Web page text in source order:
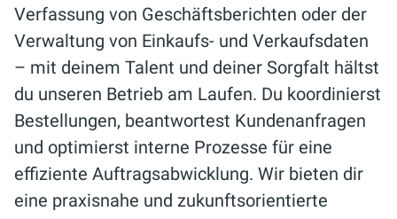
Verfassung von Geschäftsberichten oder der
Verwaltung von Einkaufs- und Verkaufsdaten
– mit deinem Talent und deiner Sorgfalt hältst
du unseren Betrieb am Laufen. Du koordinierst
Bestellungen, beantwortest Kundenanfragen
und optimierst interne Prozesse für eine
effiziente Auftragsabwicklung. Wir bieten dir
eine praxisnahe und zukunftsorientierte